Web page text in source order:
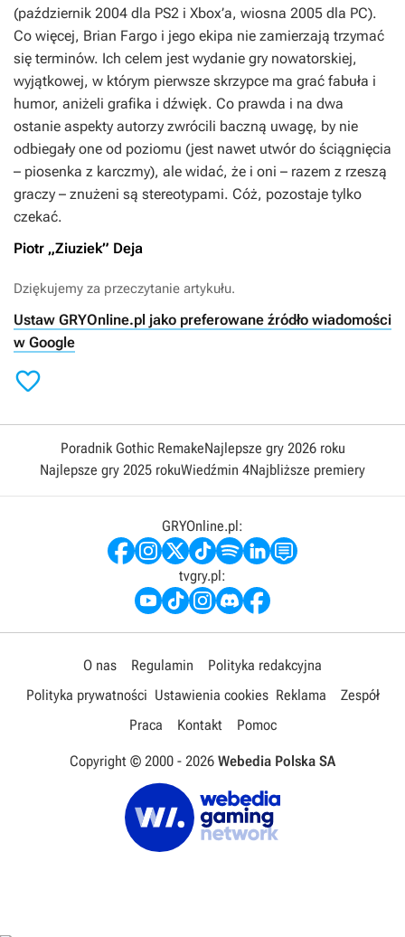
(październik 2004 dla PS2 i Xbox’a, wiosna 2005 dla PC).
Co więcej, Brian Fargo i jego ekipa nie zamierzają trzymać
się terminów. Ich celem jest wydanie gry nowatorskiej,
wyjątkowej, w którym pierwsze skrzypce ma grać fabuła i
humor, aniżeli grafika i dźwięk. Co prawda i na dwa
ostanie aspekty autorzy zwrócili baczną uwagę, by nie
odbiegały one od poziomu (jest nawet utwór do ściągnięcia
– piosenka z karczmy), ale widać, że i oni – razem z rzeszą
graczy – znużeni są stereotypami. Cóż, pozostaje tylko
czekać.
Piotr „Ziuziek” Deja
Dziękujemy za przeczytanie artykułu.
Ustaw GRYOnline.pl jako preferowane źródło wiadomości
w Google

Poradnik Gothic RemakeNajlepsze gry 2026 roku
Najlepsze gry 2025 rokuWiedźmin 4Najbliższe premiery
GRYOnline.pl:
tvgry.pl:
O nas Regulamin
Polityka redakcyjna
Polityka prywatności Ustawienia cookies Reklama
Zespół
Praca
Kontakt Pomoc
Copyright © 2000 - 2026 Webedia Polska SA